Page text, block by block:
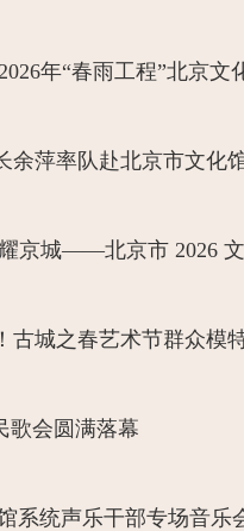
年“春雨工程”北京
余萍率队赴北京市文化
京城——北京市 2026
古城之春艺术节群众模
歌会圆满落幕
系统声乐干部专场音乐